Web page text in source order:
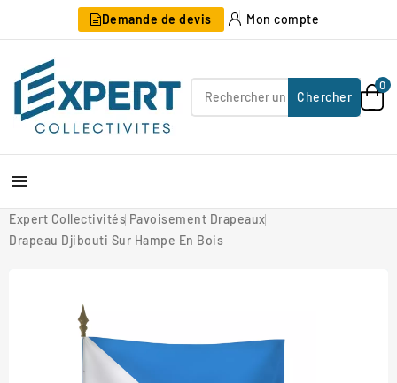
Demande de devis Mon compte
Chercher
0

Expert Collectivités Pavoisement Drapeaux
Drapeau Djibouti Sur Hampe En Bois